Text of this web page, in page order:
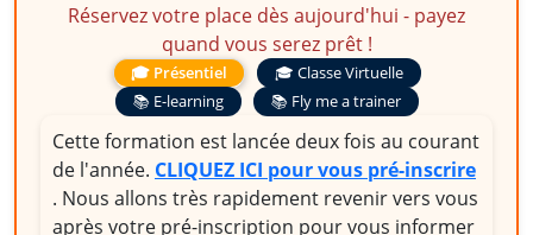
Réservez votre place dès aujourd'hui - payez
quand vous serez prêt !
🎓 Présentiel
🎓 Classe Virtuelle
📚 E-learning
📚 Fly me a trainer
Cette formation est lancée deux fois au courant
de l'année. CLIQUEZ ICI pour vous pré-inscrire
. Nous allons très rapidement revenir vers vous
après votre pré-inscription pour vous informer